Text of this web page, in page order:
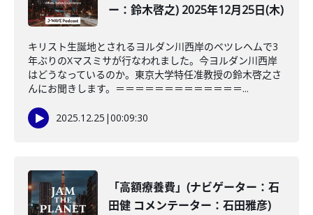
ー：鈴木啓之) 2025年12月25日(木)
キリスト生誕地とされるヨルダン川西岸のベツレヘムで3
年ぶりのXマスミサが行なわれました。今ヨルダン川西岸
はどうなっているのか。東京大学特任准教授の鈴木啓之さ
んにお聞きします。＝＝＝＝＝＝＝＝＝＝＝＝＝...
2025.12.25 |00:09:30
「高額療養費」(ナビゲーター：石
田健 コメンテーター：石田雅彦)